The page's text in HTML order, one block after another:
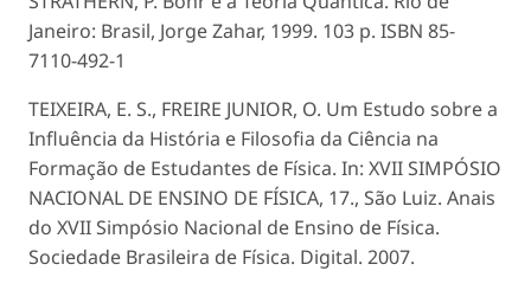
Janeiro: Brasil, Jorge Zahar, 1999. 103 p. ISBN 85-
7110-492-1
TEIXEIRA, E. S., FREIRE JUNIOR, O. Um Estudo sobre a
Influência da História e Filosofia da Ciência na
Formação de Estudantes de Física. In: XVII SIMPÓSIO
NACIONAL DE ENSINO DE FÍSICA, 17., São Luiz. Anais
do XVII Simpósio Nacional de Ensino de Física.
Sociedade Brasileira de Física. Digital. 2007.